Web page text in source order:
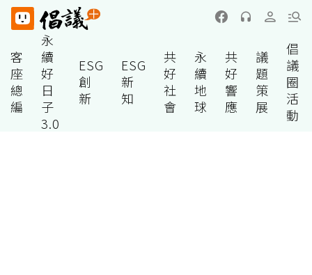
客
座
總
編
永
續
好
日
子
3.0
ESG
創
新
ESG
新
知
共
好
社
會
永
續
地
球
共
好
響
應
議
題
策
展
倡
議
圈
活
動